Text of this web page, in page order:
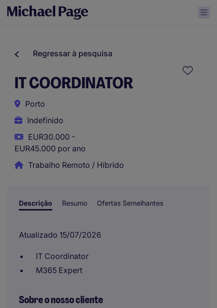
Regressar à pesquisa
IT COORDINATOR
Porto
Indefinido
EUR30.000 -
EUR45.000 por ano
Trabalho Remoto / Híbrido
Descrição Resumo Ofertas Semelhantes
Atualizado 15/07/2026
IT Coordinator
M365 Expert
Sobre o nosso cliente